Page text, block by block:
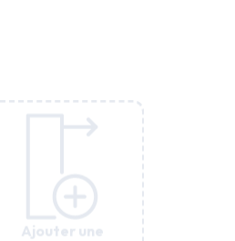
Ajouter une
Ajouter une
Ajouter une
Ajouter une
Ajouter une